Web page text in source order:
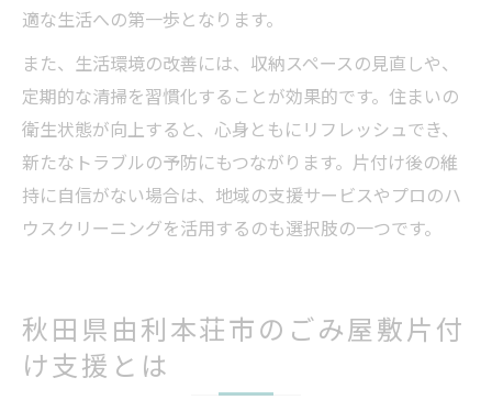
適な生活への第一歩となります。
また、生活環境の改善には、収納スペースの見直しや、
定期的な清掃を習慣化することが効果的です。住まいの
衛生状態が向上すると、心身ともにリフレッシュでき、
新たなトラブルの予防にもつながります。片付け後の維
持に自信がない場合は、地域の支援サービスやプロのハ
ウスクリーニングを活用するのも選択肢の一つです。
秋田県由利本荘市のごみ屋敷片付
け支援とは